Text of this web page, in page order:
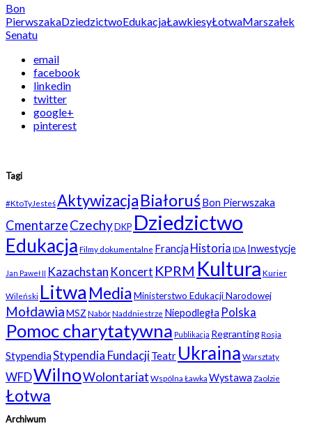
Bon
PierwszakaDziedzictwoEdukacjaŁawkiesyŁotwaMarszałek
Senatu
email
facebook
linkedin
twitter
google+
pinterest
Tagi
#KtoTyJesteśAktywizacjaBiałoruśBon Pierwszaka
CmentarzeCzechyDKP Dziedzictwo
Edukacja Filmy dokumentalne Francja Historia IDA Inwestycje
Jan Paweł II Kazachstan Koncert KPRM Kultura Kurier
Wileński Litwa MediaMinisterstwo Edukacji Narodowej
MołdawiaMSZ NabórNaddniestrze Niepodległa Polska
Pomoc charytatywna Publikacja RegrantingRosja
StypendiaStypendia FundacjiTeatr Ukraina Warsztaty
WFDWilnoWolontariat Wspólna Ławka Wystawa Zaolzie
Łotwa
Archiwum